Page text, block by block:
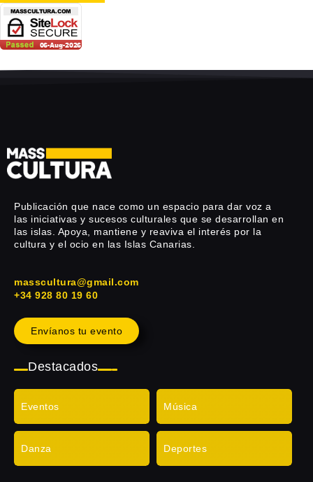
Publicación que nace como un espacio para dar voz a
las iniciativas y sucesos culturales que se desarrollan en
las islas. Apoya, mantiene y reaviva el interés por la
cultura y el ocio en las Islas Canarias.
masscultura@gmail.com
+34 928 80 19 60
Envíanos tu evento
Destacados
Eventos Música
Danza Deportes